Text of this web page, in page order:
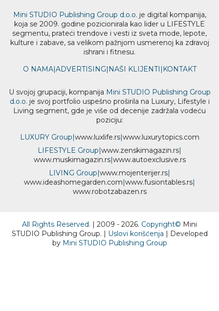
Mini STUDIO Publishing Group d.o.o. je digital kompanija,
koja se 2009. godine pozicionirala kao lider u LIFESTYLE
segmentu, prateći trendove i vesti iz sveta mode, lepote,
kulture i zabave, sa velikom pažnjom usmerenoj ka zdravoj
ishrani i fitnesu.
O NAMA|ADVERTISING| NAŠI KLIJENTI | KONTAKT
U svojoj grupaciji, kompanija Mini STUDIO Publishing Group
d.o.o. je svoj portfolio uspešno proširila na Luxury, Lifestyle i
Living segment, gde je više od decenije zadržala vodeću
poziciju:
LUXURY Group|www.luxlife.rs|www.luxurytopics.com
LIFESTYLE Group|www.zenskimagazin.rs|
www.muskimagazin.rs|www.autoexclusive.rs
LIVING Group|www.mojenterijer.rs|
www.ideashomegarden.com|www.fusiontables.rs|
www.robotzabazen.rs
All Rights Reserved. | 2009 - 2026. Copyright© Mini
STUDIO Publishing Group. | Uslovi korišćenja | Developed
by Mini STUDIO Publishing Group